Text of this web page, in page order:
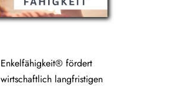
Enkelfähigkeit® fördert
wirtschaftlich langfristigen